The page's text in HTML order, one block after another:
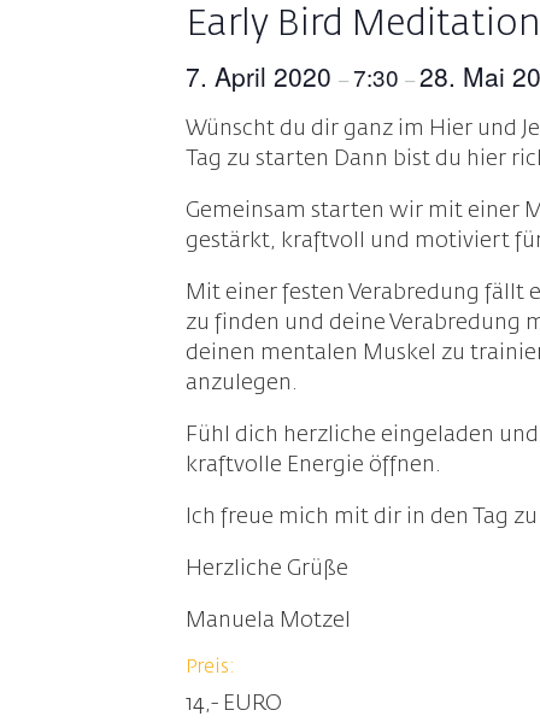
Early Bird
7. April 2020–7:30– 28. Mai
Wünscht du dir ganz im Hier und
Tag zu starten Dann bist du hier
Gemeinsam starten wir mit einer
gestärkt, kraftvoll und motiviert
Mit einer festen Verabredung fällt
zu finden und deine Verabredung
deinen mentalen Muskel zu
anzulegen.
Fühl dich herzliche eingeladen
kraftvolle Energie öffnen.
Ich freue mich mit dir in den Tag
Herzliche Grüße
Manuela Motzel
Preis:
14,- EURO